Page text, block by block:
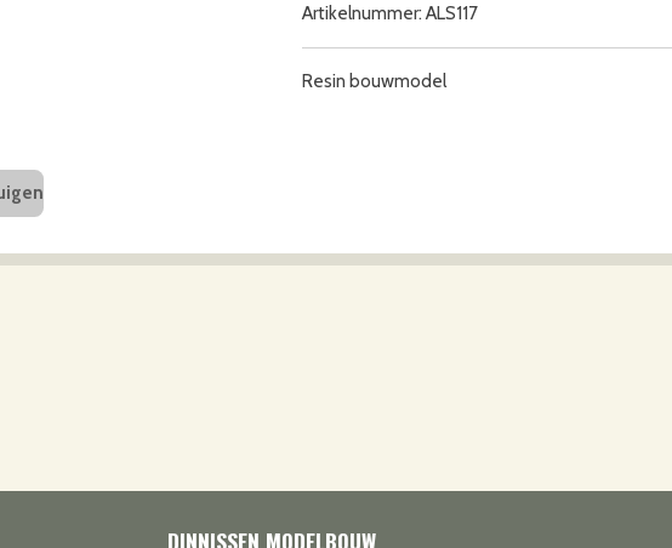
Artikelnummer: ALS117
Resin bouwmodel
DINNISSEN MODELBOUW